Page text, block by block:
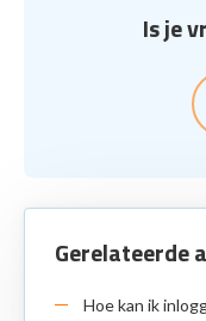
Is je
Gerelateerde
Hoe kan ik